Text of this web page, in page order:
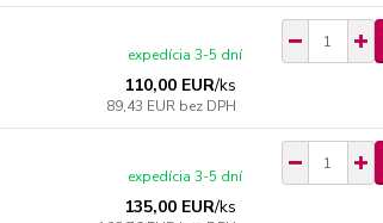
110,00 EUR/ks
89,43 EUR bez DPH
expedícia 3-5 dní
135,00 EUR/ks
expedícia 3-5 dní